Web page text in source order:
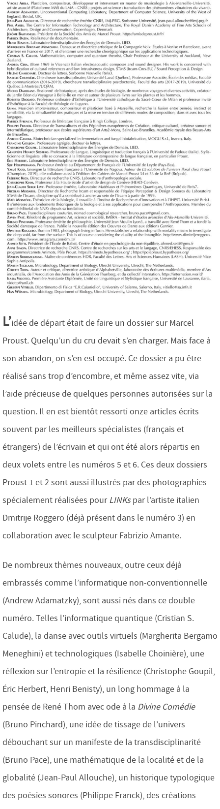
L’idée de départ était de faire un dossier sur Marcel
Proust. Quelqu’un du cru devait s’en charger. Mais face à
son abandon, on s’en est occupé. Ce dossier a pu être
réalisé sans trop d’encombre, et même assez vite, via
l’aide précieuse de quelques personnes autorisées sur la
question. Il en est bientôt ressorti onze articles écrits
souvent par les meilleurs spécialistes (français et
étrangers) de l’écrivain et qui ont été alors répartis en
deux volets entre les numéros 5 et 6. Ces deux dossiers
Proust 1 et 2 sont aussi illustrés par des photographies
spécialement réalisées pourLINKspar l’artiste italien
Dmitrije Roggero (déjà présent dans le numéro 3) en
collaboration avec le sculpteur Fabrizio Amante.
De nombreux thèmes nouveaux, outre ceux déjà
embrassés comme l’informatique non-conventionnelle
(Andrew Adamatzky), sont aussi nés dans ce double
numéro. Telles l’informatique quantique (Cristian S.
Calude), la danse avec outils virtuels (Margherita Bergamo
Meneghini) et technologiques (Isabelle Choinière), une
réflexion sur l’entropie et la résilience (Christophe Goupil,
Éric Herbert, Henri Benisty), un long hommage à la
pensée de René Thom avec ode à la Divine Comédie
(Bruno Pinchard), une idée de tissage de l’univers
débouchant sur un manifeste de la transdisciplinarité
(Bruno Pace), une mathématique de la localité et de la
globalité (Jean-Paul Allouche), un historique typologique
des poésies sonores (Philippe Franck), des créations